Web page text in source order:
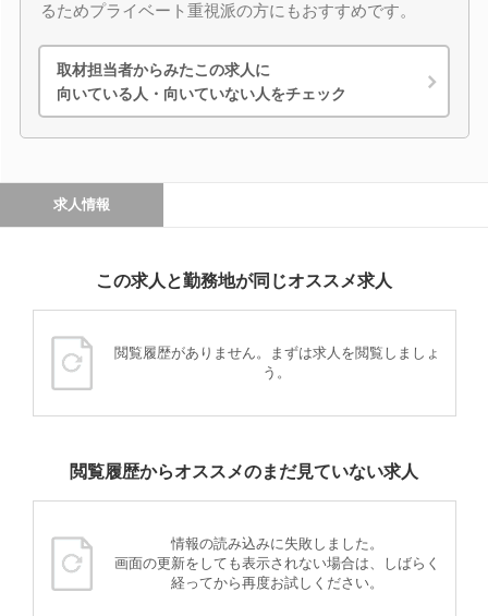
るためプライベート重視派の方にもおすすめです。
取材担当者からみたこの求人に
向いている人・向いていない人をチェック
求人情報
この求人と勤務地が同じオススメ求人
閲覧履歴がありません。まずは求人を閲覧しましょ
う。
閲覧履歴からオススメのまだ見ていない求人
情報の読み込みに失敗しました。
画面の更新をしても表示されない場合は、しばらく
経ってから再度お試しください。